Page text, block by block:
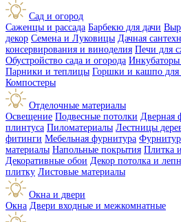
Сад и огород
Саженцы и рассада Барбекю для дачи
декор Семена и Луковицы Дачная
консервирования и виноделия Печи для
Обустройство сада и огорода Инкубаторы
Парники и теплицы Горшки и кашпо для
Компостеры
Отделочные материалы
Освещение Подвесные потолки Дверная
плинтуса Пиломатериалы Лестницы
фитинги Мебельная фурнитура
материалы Напольные покрытия Плитка
Декоративные обои Декор потолка и
плитку Листовые материалы
Окна и двери
Окна Двери входные и межкомнатные